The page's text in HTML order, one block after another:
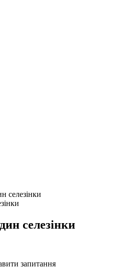
селезінки
селезінки
запитання